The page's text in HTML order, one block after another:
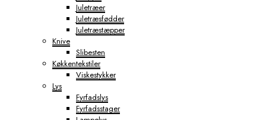
Juletræer
Juletræsfødder
Juletræstæpper
Knive
Slibesten
Køkkentekstiler
Viskestykker
Lys
Fyrfadslys
Fyrfadsstager